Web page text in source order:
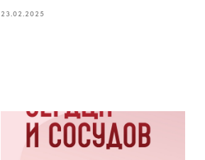
23.02.2025